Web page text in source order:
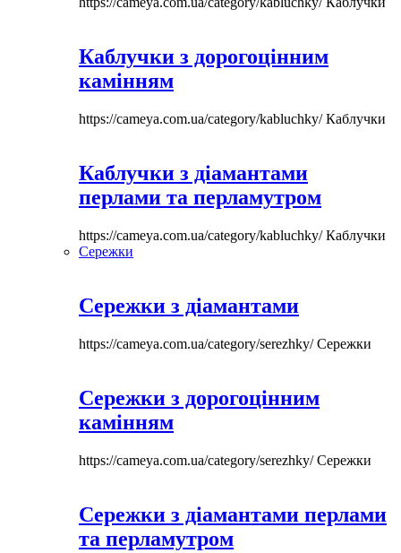
Каблучки з дорогоцінним
камінням
https://cameya.com.ua/category/kabluchky/Каблучки
Каблучки з діамантами
перлами та перламутром
https://cameya.com.ua/category/kabluchky/Каблучки
Сережки
Сережки з діамантами
https://cameya.com.ua/category/serezhky/Сережки
Сережки з дорогоцінним
камінням
https://cameya.com.ua/category/serezhky/Сережки
Сережки з діамантами перлами
та перламутром